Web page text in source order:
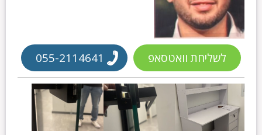
לשליחת וואטסאפ 055-2114641